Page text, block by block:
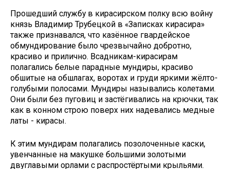
Прошедший службу в кирасирском полку всю войну
князь Владимир Трубецкой в «Записках кирасира»
также признавался, что казённое гвардейское
обмундирование было чрезвычайно добротно,
красиво и прилично. Всадникам-кирасирам
полагались белые парадные мундиры, красиво
обшитые на обшлагах, воротах и груди яркими жёлто-
голубыми полосами. Мундиры назывались колетами.
Они были без пуговиц и застёгивались на крючки, так
как в конном строю поверх них надевались медные
латы - кирасы.
К этим мундирам полагались позолоченные каски,
увенчанные на макушке большими золотыми
двуглавыми орлами с распростёртыми крыльями.